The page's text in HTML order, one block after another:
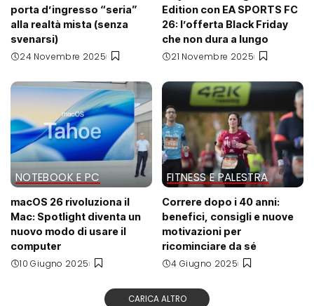
porta d’ingresso “seria”
alla realtà mista (senza
svenarsi)
24 Novembre 2025
Edition con EA SPORTS FC
26: l’offerta Black Friday
che non dura a lungo
21 Novembre 2025
NOTEBOOK E PC
macOS 26 rivoluziona il
Mac: Spotlight diventa un
nuovo modo di usare il
computer
10 Giugno 2025
FITNESS E PALESTRA
Correre dopo i 40 anni:
benefici, consigli e nuove
motivazioni per
ricominciare da sé
4 Giugno 2025
CARICA ALTRO